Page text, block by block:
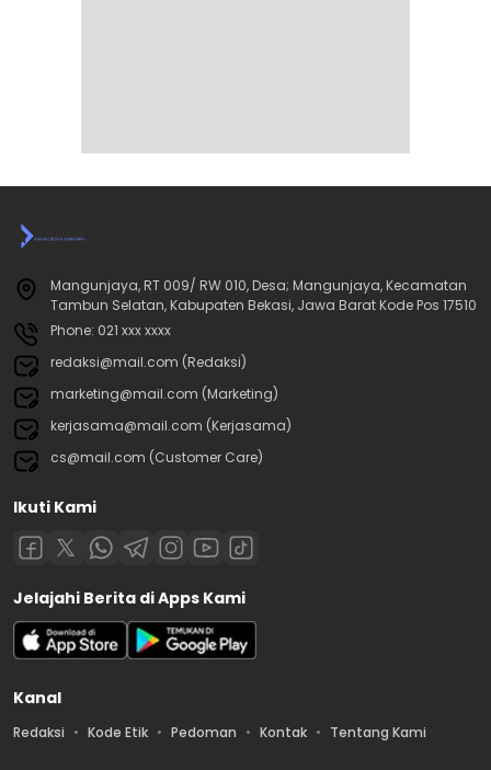
Mangunjaya, RT 009/ RW 010, Desa; Mangunjaya, Kecamatan
Tambun Selatan, Kabupaten Bekasi, Jawa Barat Kode Pos 17510
Phone: 021 xxx xxxx
redaksi@mail.com (Redaksi)
marketing@mail.com (Marketing)
kerjasama@mail.com (Kerjasama)
cs@mail.com (Customer Care)
Ikuti Kami
Jelajahi Berita di Apps Kami
Kanal
Redaksi Kode Etik Pedoman Kontak Tentang Kami